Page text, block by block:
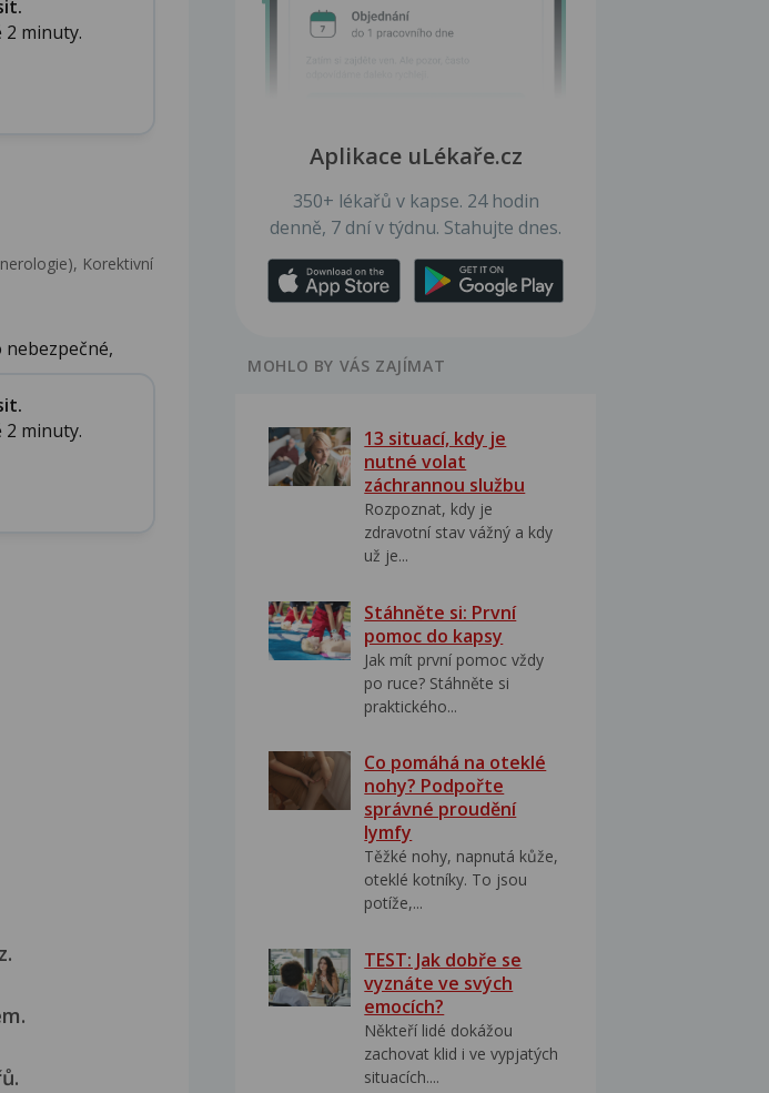
minuty.
Korektivní
minuty.
Aplikace uLékaře.cz
350+ lékařů v kapse. 24 hodin
denně, 7 dní v týdnu. Stahujte dnes.
MOHLO BY VÁS ZAJÍMAT
13 situací, kdy je
nutné volat
záchrannou službu
Rozpoznat, kdy je
zdravotní stav vážný a kdy
už je...
Stáhněte si: První
pomoc do kapsy
Jak mít první pomoc vždy
po ruce? Stáhněte si
praktického...
Co pomáhá na oteklé
nohy? Podpořte
správné proudění
lymfy
Těžké nohy, napnutá kůže,
oteklé kotníky. To jsou
potíže,...
TEST: Jak dobře se
vyznáte ve svých
emocích?
Někteří lidé dokážou
zachovat klid i ve vypjatých
situacích....